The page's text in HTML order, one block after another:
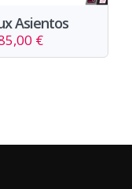
Asientos
€